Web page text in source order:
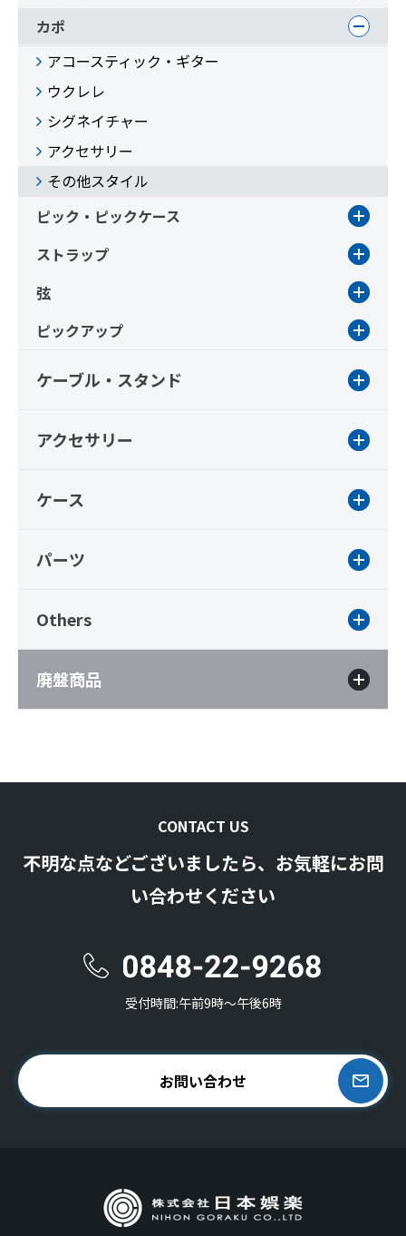
カポ
アコースティック・ギター
ウクレレ
シグネイチャー
アクセサリー
その他スタイル
ピック・ピックケース
ストラップ
弦
ピックアップ
ケーブル・スタンド
アクセサリー
ケース
パーツ
Others
廃盤商品
CONTACT US
不明な点などございましたら、お気軽にお問
い合わせください
受付時間:午前9時〜午後6時
お問い合わせ